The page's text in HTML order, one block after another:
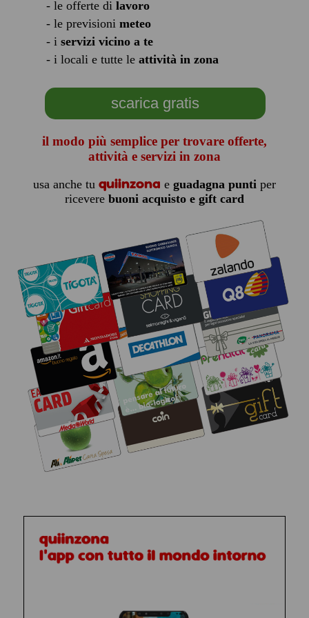
- le offerte di lavoro
- le previsioni meteo
- i servizi vicino a te
- i locali e tutte le attività in zona
scarica gratis
il modo più semplice per trovare offerte,
attività e servizi in zona
usa anche tu quiinzona e guadagna puntiper
ricevere buoni acquisto e gift card